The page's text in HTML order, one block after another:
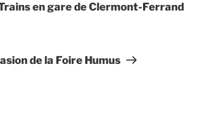
en gare de Clermont-Ferrand
de la Foire Humus